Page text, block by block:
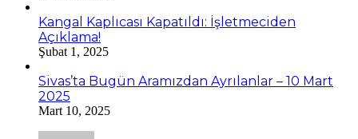
Kangal Kaplıcası Kapatıldı: İşletmeciden
Açıklama!
Şubat 1, 2025
Sivas’ta Bugün Aramızdan Ayrılanlar – 10 Mart
2025
Mart 10, 2025